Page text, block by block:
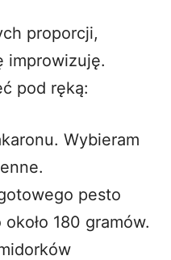
proporcji,
improwizuję.
pod ręką:
Wybieram
pesto
180 gramów.